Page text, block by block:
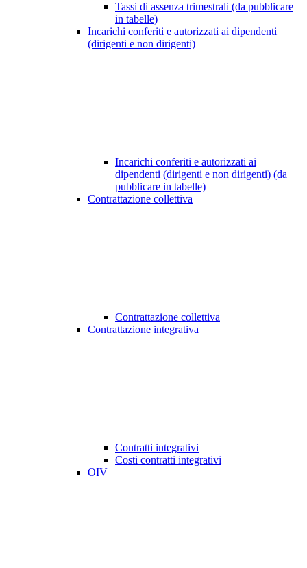
Tassi di assenza trimestrali (da pubblicare
in tabelle)
Incarichi conferiti e autorizzati ai dipendenti
(dirigenti e non dirigenti)
Incarichi conferiti e autorizzati ai
dipendenti (dirigenti e non dirigenti) (da
pubblicare in tabelle)
Contrattazione collettiva
Contrattazione collettiva
Contrattazione integrativa
Contratti integrativi
Costi contratti integrativi
OIV